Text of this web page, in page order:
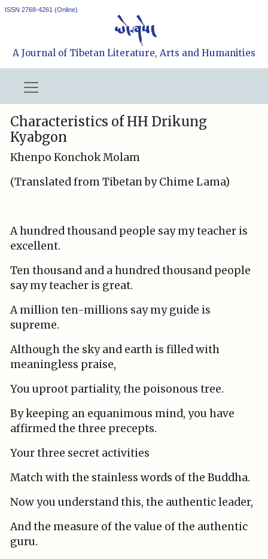
ISSN 2768-4261 (Online)
A Journal of Tibetan Literature, Arts and Humanities
Characteristics of HH Drikung
Kyabgon
Khenpo Konchok Molam
(Translated from Tibetan by Chime Lama)
A hundred thousand people say my teacher is
excellent.
Ten thousand and a hundred thousand people
say my teacher is great.
A million ten-millions say my guide is
supreme.
Although the sky and earth is filled with
meaningless praise,
You uproot partiality, the poisonous tree.
By keeping an equanimous mind, you have
affirmed the three precepts.
Your three secret activities
Match with the stainless words of the Buddha.
Now you understand this, the authentic leader,
And the measure of the value of the authentic
guru.